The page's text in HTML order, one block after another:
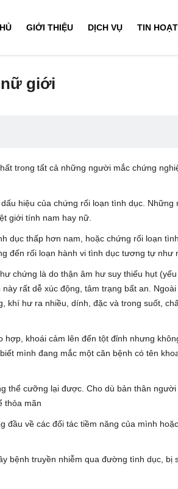
GIỚI THIỆU DỊCH VỤ TIN
nữ giới
trong tất cả những người mắc chứng
hiệu của chứng rối loạn tình dục. Những
giới tính nam hay nữ.
dục thấp hơn nam, hoặc chứng rối loạn
đến rối loạn hành vi tình dục tương tự như
chứng là do thận âm hư suy thiếu hụt (yếu
rất dễ xúc động, tâm trạng bất an.
khí hư ra nhiều, dính, đặc và trong suốt,
khoái cảm lên đến tột đỉnh nhưng
mình đang mắc một căn bệnh có tên
thể cưỡng lại được. Cho dù bản thân
thỏa mãn
đầu về các đối tác tiềm năng của mình
bệnh truyền nhiễm qua đường tình dục, bị